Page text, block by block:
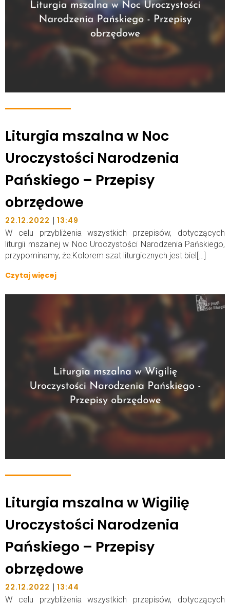
Liturgia mszalna w Noc
Uroczystości Narodzenia
Pańskiego – Przepisy
obrzędowe
22.12.2022 | 13:49
W celu przybliżenia wszystkich przepisów, dotyczących
liturgii mszalnej w Noc Uroczystości Narodzenia Pańskiego,
przypominamy, że:Kolorem szat liturgicznych jest biel[…]
Czytaj więcej
Liturgia mszalna w Wigilię
Uroczystości Narodzenia
Pańskiego – Przepisy
obrzędowe
22.12.2022 | 13:44
W celu przybliżenia wszystkich przepisów, dotyczących